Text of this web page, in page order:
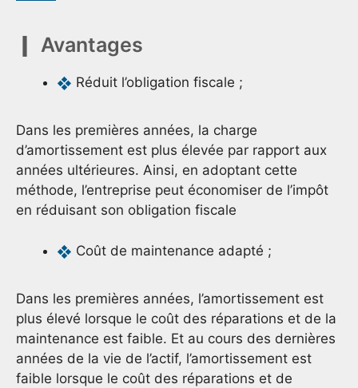
Avantages
Réduit l’obligation fiscale ;
Dans les premières années, la charge
d’amortissement est plus élevée par rapport aux
années ultérieures. Ainsi, en adoptant cette
méthode, l’entreprise peut économiser de l’impôt
en réduisant son obligation fiscale
Coût de maintenance adapté ;
Dans les premières années, l’amortissement est
plus élevé lorsque le coût des réparations et de la
maintenance est faible. Et au cours des dernières
années de la vie de l’actif, l’amortissement est
faible lorsque le coût des réparations et de